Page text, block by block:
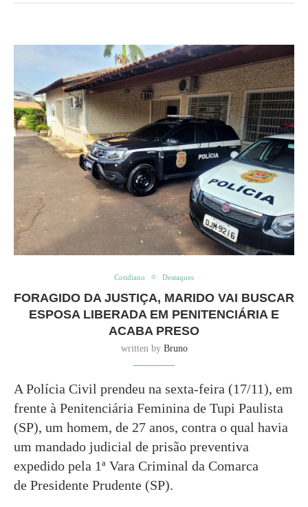
Cotidiano Destaques
FORAGIDO DA JUSTIÇA, MARIDO VAI BUSCAR
ESPOSA LIBERADA EM PENITENCIÁRIA E
ACABA PRESO
written by Bruno
A Polícia Civil prendeu na sexta-feira (17/11), em
frente à Penitenciária Feminina de Tupi Paulista
(SP), um homem, de 27 anos, contra o qual havia
um mandado judicial de prisão preventiva
expedido pela 1ª Vara Criminal da Comarca
de Presidente Prudente (SP).